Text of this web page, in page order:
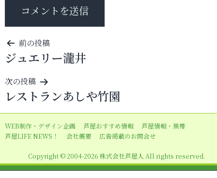
投
稿
ナ
ビ
ゲ
ー
シ
ン
前の投稿
ジュエリー瀧井
次の投稿
レストランあしや竹園
WEB制作・デザイン企画 芦屋おすすめ情報
芦屋情報・黒帯
芦屋LIFE NEWS！
会社概要 広告掲載のお問合せ
Copyright © 2004-2026 株式会社芦屋人 All rights reserved.